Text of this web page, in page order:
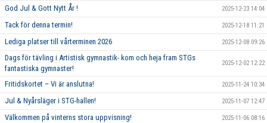
God Jul & Gott Nytt År ! 2025-12-23 14:04
Tack för denna termin! 2025-12-18 11:21
Lediga platser till vårterminen 2026 2025-12-08 09:26
Dags för tävling i Artistisk gymnastik- kom och heja fram STGs
fantastiska gymnaster!
2025-12-02 12:22
Fritidskortet – Vi är anslutna! 2025-11-24 10:34
Jul & Nyårsläger i STG-hallen! 2025-11-07 12:47
Välkommen på vinterns stora uppvisning! 2025-11-06 08:16